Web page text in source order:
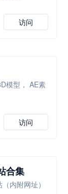
访问
模型， AE素
访问
合集
内附网址）